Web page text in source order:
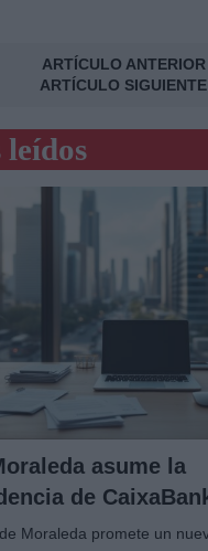
ARTÍCULO ANTERIOR
ARTÍCULO SIGUIENTE
leídos
asume la
de
Moraleda promete un